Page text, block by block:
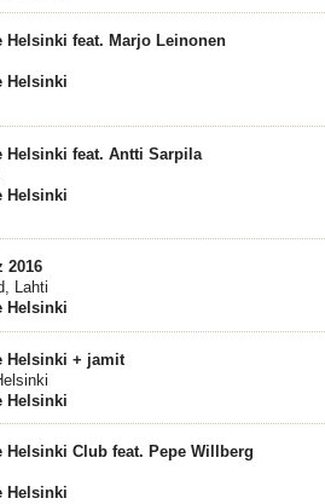
Helsinki feat. Marjo Leinonen
Helsinki
Helsinki feat. Antti Sarpila
Helsinki
2016
Lahti
Helsinki
Helsinki + jamit
Helsinki
Helsinki Club feat. Pepe Willberg
Helsinki